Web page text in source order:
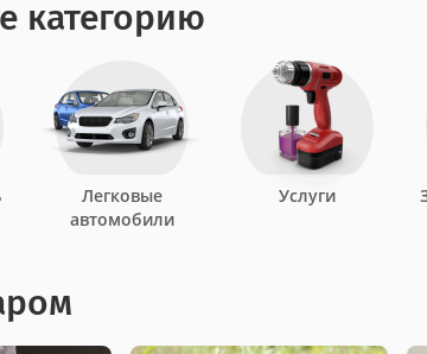
категорию
Легковые
автомобили
Услуги